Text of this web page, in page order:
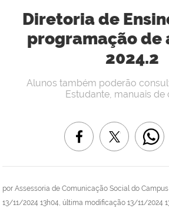
Diretoria de
programação de
2024.2
por Assessoria de Comunicação Social do
13/11/2024 13h04, última modificação 13/11/2024
Alunos também poderão
Estudante, manuais de